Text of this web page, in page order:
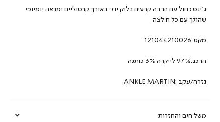
משלוחים והחזרות
ג’ינס כחול עם הרבה קרעים בלוק יוזדבאורך קרסוליים ומראה יומיומי
שהולך עם כל חולצה
מקט: 121044210026
הרכב:97% לייקרה 3% כותנה
גזרה/עקב :ANKLE MARTIN